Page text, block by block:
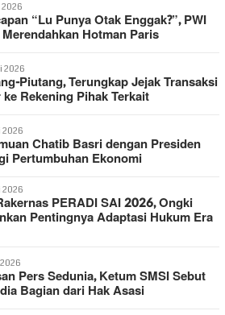
2026
“Lu Punya Otak Enggak?”, PWI
Hotman Paris
2026
Piutang, Terungkap Jejak Transaksi
Rekening Pihak Terkait
2026
Chatib Basri dengan Presiden
Pertumbuhan Ekonomi
2026
PERADI SAI 2026, Ongki
Pentingnya Adaptasi Hukum Era
Pers Sedunia, Ketum SMSI Sebut
Bagian dari Hak Asasi